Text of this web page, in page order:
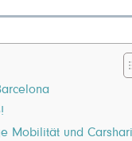
Mobilität und